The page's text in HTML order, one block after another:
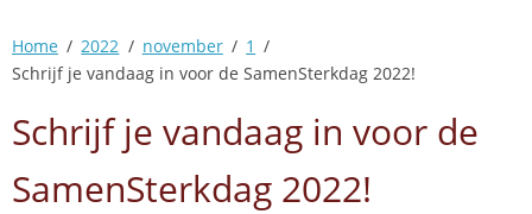
Home 2022 november
1
Schrijf je vandaag in voor de SamenSterkdag 2022!
Schrijf je vandaag in voor de
SamenSterkdag 2022!